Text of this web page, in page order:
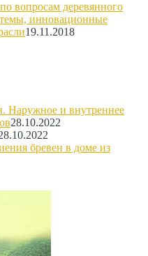
вопросам деревянного
инновационные
19.11.2018
Наружное и внутреннее
28.10.2022
бревен в доме из